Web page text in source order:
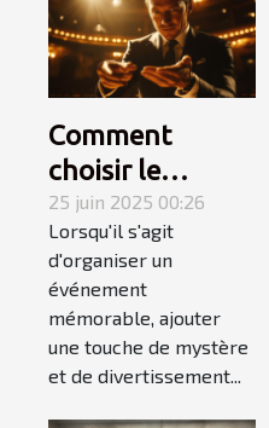
Comment
choisir le
meilleur
magicien
mentaliste pour
votre
événement
25 juin 2025 00:26
Lorsqu'il s'agit
d'organiser un
événement
mémorable, ajouter
une touche de mystère
et de divertissement...